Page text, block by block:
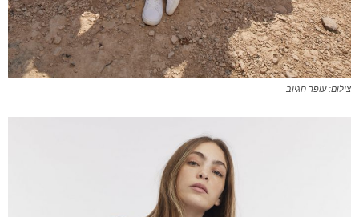
צילום: עופר חגיוב